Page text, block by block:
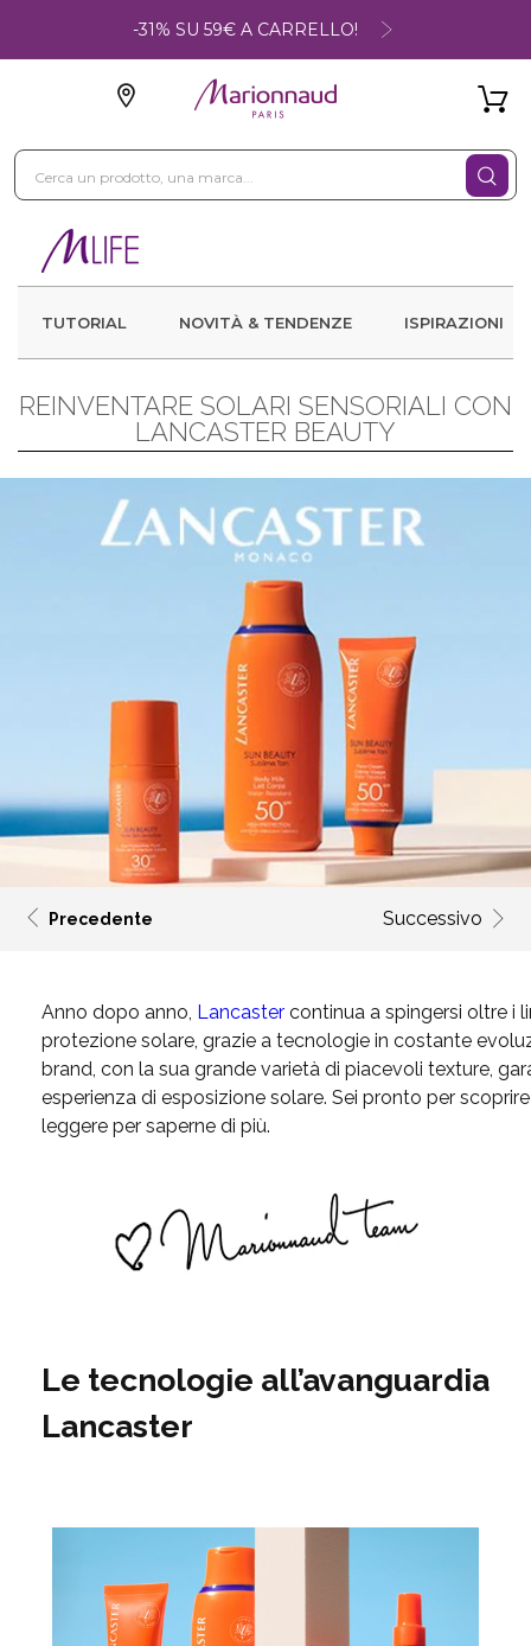
-31% SU 59€ A CARRELLO!
TUTORIAL NOVITÀ & TENDENZE ISPIRAZIONI
REINVENTARE SOLARI SENSORIALI CON
LANCASTER BEAUTY
Precedente Successivo
Anno dopo anno, Lancaster continua a spingersi oltre i
protezione solare, grazie a tecnologie in costante
brand, con la sua grande varietà di piacevoli texture,
esperienza di esposizione solare. Sei pronto per
leggere per saperne di più.
Le tecnologie all’avanguardia
Lancaster